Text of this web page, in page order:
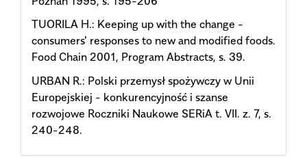
TUORILA H.: Keeping up with the change -
consumers' responses to new and modified foods.
Food Chain 2001, Program Abstracts, s. 39.
URBAN R.: Polski przemysł spożywczy w Unii
Europejskiej - konkurencyjność i szanse
rozwojowe Roczniki Naukowe SERiA t. VII. z. 7, s.
240-248.